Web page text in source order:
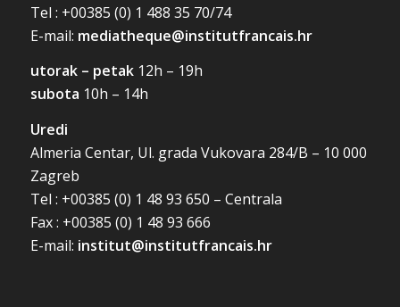
Tel : +00385 (0) 1 488 35 70/74
E-mail: mediatheque@institutfrancais.hr
utorak – petak12h – 19h
subota 10h – 14h
Uredi
Almeria Centar, Ul. grada Vukovara 284/B – 10 000
Zagreb
Tel : +00385 (0) 1 48 93 650 – Centrala
Fax : +00385 (0) 1 48 93 666
E-mail: institut@institutfrancais.hr